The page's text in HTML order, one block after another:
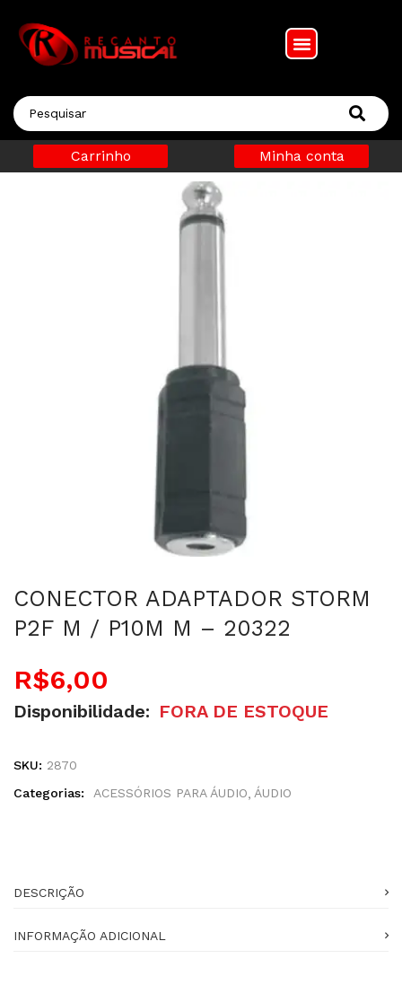
Carrinho Minha conta
CONECTOR ADAPTADOR STORM
P2F M / P10M M – 20322
R$6,00
Disponibilidade: FORA DE ESTOQUE
SKU: 2870
Categorias:
ACESSÓRIOS PARA ÁUDIO ÁUDIO
DESCRIÇÃO
INFORMAÇÃO ADICIONAL